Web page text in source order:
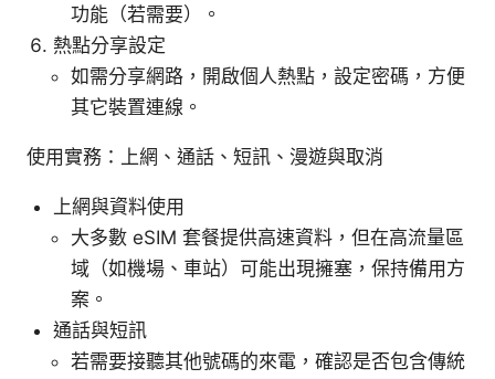
功能（若需要）。
熱點分享設定
如需分享網路，開啟個人熱點，設定密碼，方便
其它裝置連線。
使用實務：上網、通話、短訊、漫遊與取消
上網與資料使用
大多數 eSIM 套餐提供高速資料，但在高流量區
域（如機場、車站）可能出現擁塞，保持備用方
案。
通話與短訊
若需要接聽其他號碼的來電，確認是否包含傳統